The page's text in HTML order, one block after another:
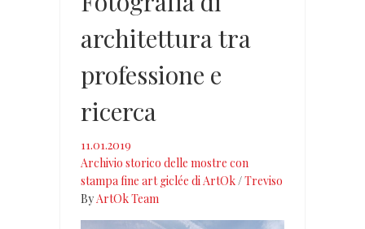
architettura tra
professione e
ricerca
11.01.2019
Archivio storico delle mostre con
stampa fine art giclée di ArtOk/Treviso
ByArtOk Team